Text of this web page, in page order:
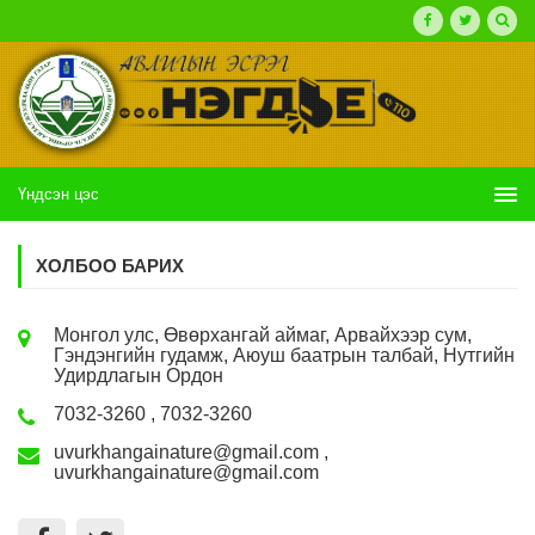
Үндсэн цэс
ХОЛБОО БАРИХ
Монгол улс, Өвөрхангай аймаг, Арвайхээр сум,
Гэндэнгийн гудамж, Аюуш баатрын талбай, Нутгийн
Удирдлагын Ордон
7032-3260 , 7032-3260
uvurkhangainature@gmail.com ,
uvurkhangainature@gmail.com